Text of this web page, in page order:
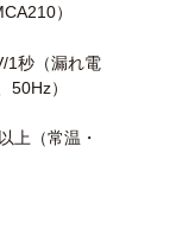
）
1秒（漏れ電
50Hz）
上（常温・